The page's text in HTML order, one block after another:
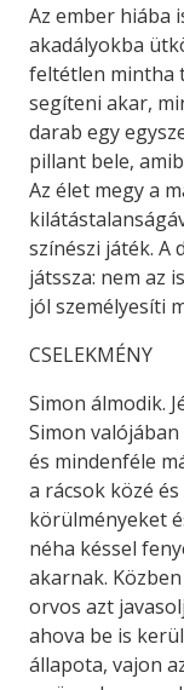
Az ember hiába
akadályokba
feltétlen mintha
segíteni akar,
darab egy
pillant bele,
Az élet megy a
színészi játék. A
játssza: nem az
jól személyesíti
CSELEKMÉNY
Simon álmodik.
Simon
és mindenféle
a rácsok közé
körülményeket
néha késsel
akarnak.
orvos azt
ahova be is
állapota, vajon